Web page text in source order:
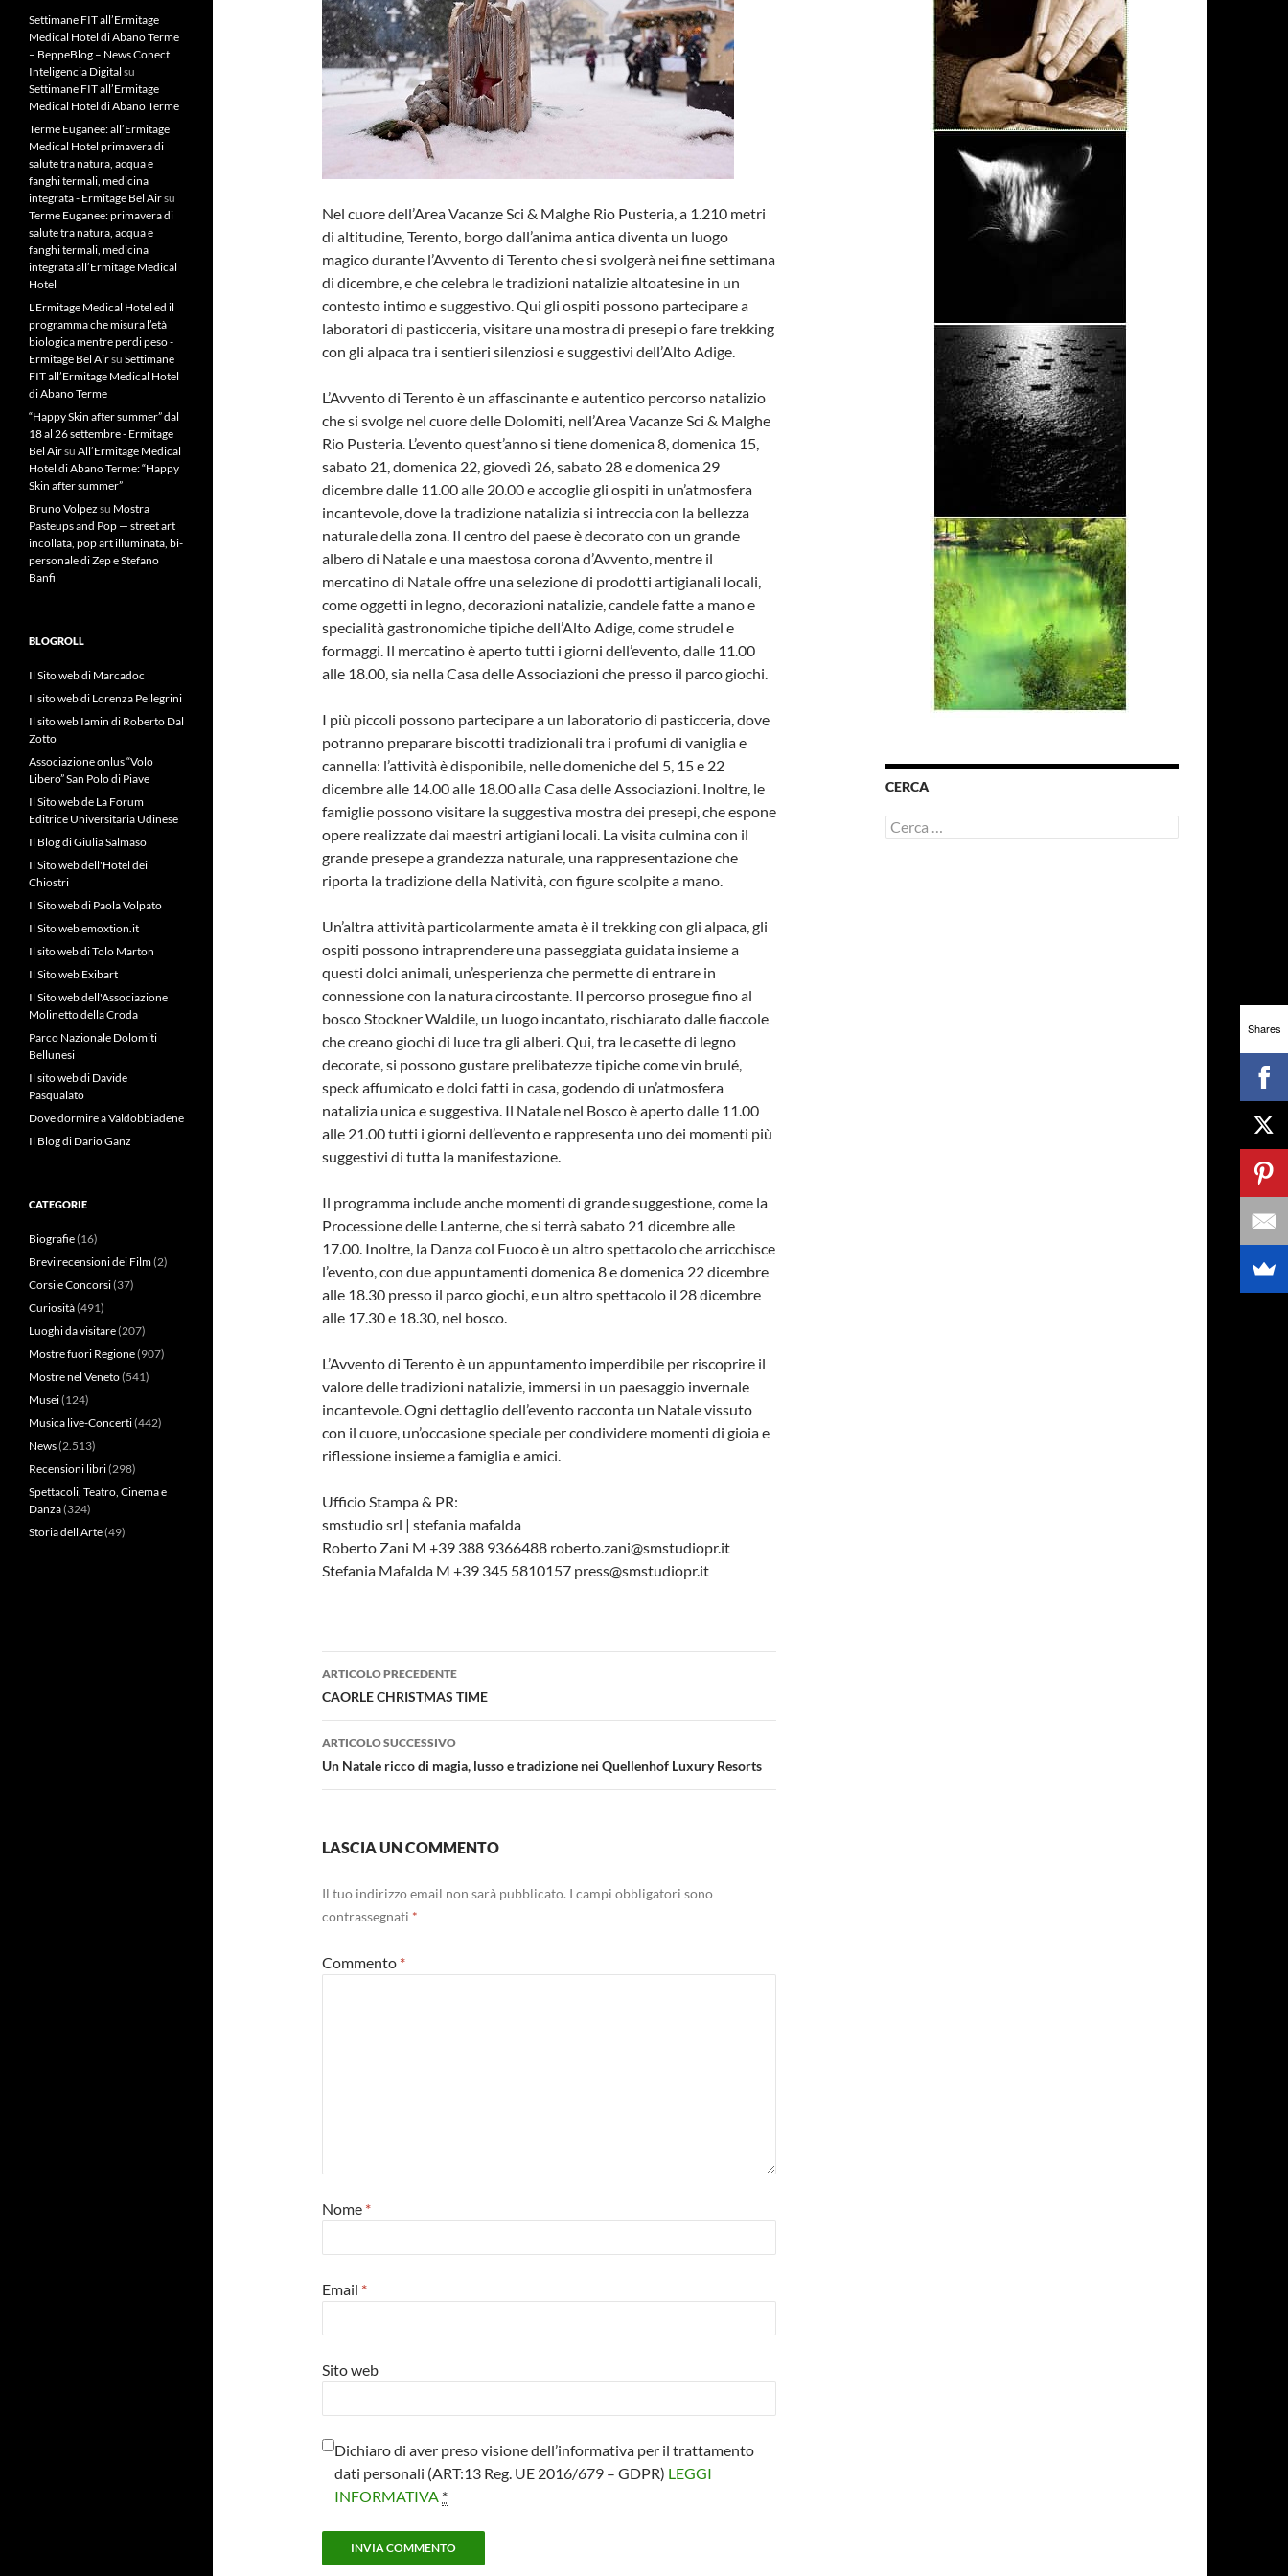
Nel cuore dell’Area Vacanze Sci & Malghe Rio Pusteria, a 1.210 metri
di altitudine, Terento, borgo dall’anima antica diventa un luogo
magico durante l’Avvento di Terento che si svolgerà nei fine settimana
di dicembre, e che celebra le tradizioni natalizie altoatesine in un
contesto intimo e suggestivo. Qui gli ospiti possono partecipare a
laboratori di pasticceria, visitare una mostra di presepi o fare trekking
con gli alpaca tra i sentieri silenziosi e suggestivi dell’Alto Adige.
L’Avvento di Terento è un affascinante e autentico percorso natalizio
che si svolge nel cuore delle Dolomiti, nell’Area Vacanze Sci & Malghe
Rio Pusteria. L’evento quest’anno si tiene domenica 8, domenica 15,
sabato 21, domenica 22, giovedì 26, sabato 28 e domenica 29
dicembre dalle 11.00 alle 20.00 e accoglie gli ospiti in un’atmosfera
incantevole, dove la tradizione natalizia si intreccia con la bellezza
naturale della zona. Il centro del paese è decorato con un grande
albero di Natale e una maestosa corona d’Avvento, mentre il
mercatino di Natale offre una selezione di prodotti artigianali locali,
come oggetti in legno, decorazioni natalizie, candele fatte a mano e
specialità gastronomiche tipiche dell’Alto Adige, come strudel e
formaggi. Il mercatino è aperto tutti i giorni dell’evento, dalle 11.00
alle 18.00, sia nella Casa delle Associazioni che presso il parco giochi.
I più piccoli possono partecipare a un laboratorio di pasticceria, dove
potranno preparare biscotti tradizionali tra i profumi di vaniglia e
cannella: l’attività è disponibile, nelle domeniche del 5, 15 e 22
dicembre alle 14.00 alle 18.00 alla Casa delle Associazioni. Inoltre, le
famiglie possono visitare la suggestiva mostra dei presepi, che espone
opere realizzate dai maestri artigiani locali. La visita culmina con il
grande presepe a grandezza naturale, una rappresentazione che
riporta la tradizione della Natività, con figure scolpite a mano.
Un’altra attività particolarmente amata è il trekking con gli alpaca, gli
ospiti possono intraprendere una passeggiata guidata insieme a
questi dolci animali, un’esperienza che permette di entrare in
connessione con la natura circostante. Il percorso prosegue fino al
bosco Stockner Waldile, un luogo incantato, rischiarato dalle fiaccole
che creano giochi di luce tra gli alberi. Qui, tra le casette di legno
decorate, si possono gustare prelibatezze tipiche come vin brulé,
speck affumicato e dolci fatti in casa, godendo di un’atmosfera
natalizia unica e suggestiva. Il Natale nel Bosco è aperto dalle 11.00
alle 21.00 tutti i giorni dell’evento e rappresenta uno dei momenti più
suggestivi di tutta la manifestazione.
Il programma include anche momenti di grande suggestione, come la
Processione delle Lanterne, che si terrà sabato 21 dicembre alle
17.00. Inoltre, la Danza col Fuoco è un altro spettacolo che arricchisce
l’evento, con due appuntamenti domenica 8 e domenica 22 dicembre
alle 18.30 presso il parco giochi, e un altro spettacolo il 28 dicembre
alle 17.30 e 18.30, nel bosco.
L’Avvento di Terento è un appuntamento imperdibile per riscoprire il
valore delle tradizioni natalizie, immersi in un paesaggio invernale
incantevole. Ogni dettaglio dell’evento racconta un Natale vissuto
con il cuore, un’occasione speciale per condividere momenti di gioia e
riflessione insieme a famiglia e amici.
Ufficio Stampa & PR:
smstudio srl | stefania mafalda
Roberto Zani M +39 388 9366488 roberto.zani@smstudiopr.it
Stefania Mafalda M +39 345 5810157 press@smstudiopr.it
Navigazione
articolo
ARTICOLO PRECEDENTE
CAORLE CHRISTMAS TIME
ARTICOLO SUCCESSIVO
Un Natale ricco di magia, lusso e tradizione nei Quellenhof Luxury Resorts
LASCIA UN COMMENTO
Il tuo indirizzo email non sarà pubblicato. I campi obbligatori sono
contrassegnati *
Commento *
Nome *
Email *
Sito web
Dichiaro di aver preso visione dell’informativa per il trattamento
dati personali (ART:13 Reg. UE 2016/679 – GDPR) LEGGI
INFORMATIVA *
CERCA
Ricerca
per:
Settimane FIT all’Ermitage
Medical Hotel di Abano Terme
– BeppeBlog – News Conect
Inteligencia Digital su
Settimane FIT all’Ermitage
Medical Hotel di Abano Terme
Terme Euganee: all’Ermitage
Medical Hotel primavera di
salute tra natura, acqua e
fanghi termali, medicina
integrata - Ermitage Bel Airsu
Terme Euganee: primavera di
salute tra natura, acqua e
fanghi termali, medicina
integrata all’Ermitage Medical
Hotel
L'Ermitage Medical Hotel ed il
programma che misura l’età
biologica mentre perdi peso -
Ermitage Bel Airsu Settimane
FIT all’Ermitage Medical Hotel
di Abano Terme
“Happy Skin after summer” dal
18 al 26 settembre - Ermitage
Bel Airsu All’Ermitage Medical
Hotel di Abano Terme: “Happy
Skin after summer”
Bruno Volpez su Mostra
Pasteups and Pop — street art
incollata, pop art illuminata, bi-
personale di Zep e Stefano
Banfi
BLOGROLL
Il Sito web di Marcadoc
Il sito web di Lorenza Pellegrini
Il sito web Iamin di Roberto Dal
Zotto
Associazione onlus “Volo
Libero” San Polo di Piave
Il Sito web de La Forum
Editrice Universitaria Udinese
Il Blog di Giulia Salmaso
Il Sito web dell'Hotel dei
Chiostri
Il Sito web di Paola Volpato
Il Sito web emoxtion.it
Il sito web di Tolo Marton
Il Sito web Exibart
Il Sito web dell'Associazione
Molinetto della Croda
Parco Nazionale Dolomiti
Bellunesi
Il sito web di Davide
Pasqualato
Dove dormire a Valdobbiadene
Il Blog di Dario Ganz
CATEGORIE
Biografie(16)
Brevi recensioni dei Film(2)
Corsi e Concorsi(37)
Curiosità(491)
Luoghi da visitare(207)
Mostre fuori Regione(907)
Mostre nel Veneto(541)
Musei(124)
Musica live-Concerti(442)
News(2.513)
Recensioni libri(298)
Spettacoli, Teatro, Cinema e
Danza(324)
Storia dell'Arte(49)
Shares